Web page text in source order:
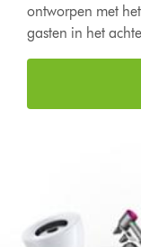
ontworpen met
gasten in het